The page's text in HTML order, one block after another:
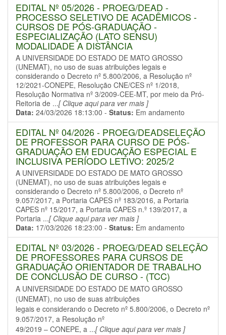
EDITAL Nº 05/2026 - PROEG/DEAD -
PROCESSO SELETIVO DE ACADÊMICOS -
CURSOS DE PÓS-GRADUAÇÃO -
ESPECIALIZAÇÃO (LATO SENSU)
MODALIDADE A DISTÂNCIA
A UNIVERSIDADE DO ESTADO DE MATO GROSSO
(UNEMAT), no uso de suas atribuições legais e
considerando o Decreto nº 5.800/2006, a Resolução nº
12/2021-CONEPE, Resolução CNE/CES nº 1/2018,
Resolução Normativa nº 3/2009-CEE-MT, por meio da Pró-
Reitoria de ...[ Clique aqui para ver mais ]
Data: 24/03/2026 18:13:00 - Status: Em andamento
EDITAL Nº 04/2026 - PROEG/DEADSELEÇÃO
DE PROFESSOR PARA CURSO DE PÓS-
GRADUAÇÃO EM EDUCAÇÃO ESPECIAL E
INCLUSIVA PERÍODO LETIVO: 2025/2
A UNIVERSIDADE DO ESTADO DE MATO GROSSO
(UNEMAT), no uso de suas atribuições legais e
considerando o Decreto nº 5.800/2006, o Decreto nº
9.057/2017, a Portaria CAPES nº 183/2016, a Portaria
CAPES nº 15/2017, a Portaria CAPES n.º 139/2017, a
Portaria ...[ Clique aqui para ver mais ]
Data: 17/03/2026 18:23:00 - Status: Em andamento
EDITAL Nº 03/2026 - PROEG/DEAD SELEÇÃO
DE PROFESSORES PARA CURSOS DE
GRADUAÇÃO ORIENTADOR DE TRABALHO
DE CONCLUSÃO DE CURSO - (TCC)
A UNIVERSIDADE DO ESTADO DE MATO GROSSO
(UNEMAT), no uso de suas atribuições
legais e considerando o Decreto nº 5.800/2006, o Decreto nº
9.057/2017, a Resolução nº
49/2019 – CONEPE, a ...[ Clique aqui para ver mais ]